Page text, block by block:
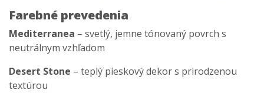
Farebné prevedenia
Mediterranea – svetlý, jemne tónovaný povrch s
neutrálnym vzhľadom
Desert Stone – teplý pieskový dekor s prirodzenou
textúrou